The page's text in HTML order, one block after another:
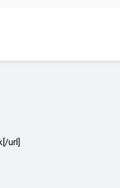
url]